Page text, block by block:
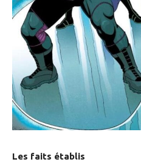
Les faits établis